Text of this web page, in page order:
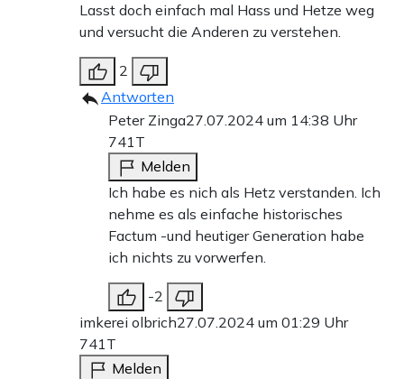
Lasst doch einfach mal Hass und Hetze weg
und versucht die Anderen zu verstehen.
2
Antworten
Peter Zinga27.07.2024 um 14:38 Uhr
741T
Melden
Ich habe es nich als Hetz verstanden. Ich
nehme es als einfache historisches
Factum -und heutiger Generation habe
ich nichts zu vorwerfen.
-2
imkerei olbrich27.07.2024 um 01:29 Uhr
741T
Melden